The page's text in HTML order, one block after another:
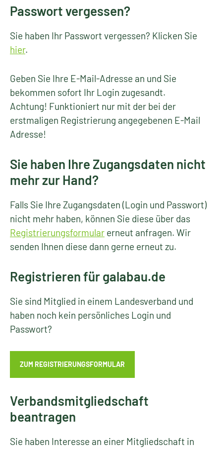
Passwort vergessen?
Sie haben Ihr Passwort vergessen? Klicken Sie
hier.
Geben Sie Ihre E-Mail-Adresse an und Sie
bekommen sofort Ihr Login zugesandt.
Achtung! Funktioniert nur mit der bei der
erstmaligen Registrierung angegebenen E-Mail
Adresse!
Sie haben Ihre Zugangsdaten nicht
mehr zur Hand?
Falls Sie Ihre Zugangsdaten (Login und Passwort)
nicht mehr haben, können Sie diese über das
Registrierungsformular erneut anfragen. Wir
senden Ihnen diese dann gerne erneut zu.
Registrieren für galabau.de
Sie sind Mitglied in einem Landesverband und
haben noch kein persönliches Login und
Passwort?
ZUM REGISTRIERUNGSFORMULAR
Verbandsmitgliedschaft
beantragen
Sie haben Interesse an einer Mitgliedschaft in